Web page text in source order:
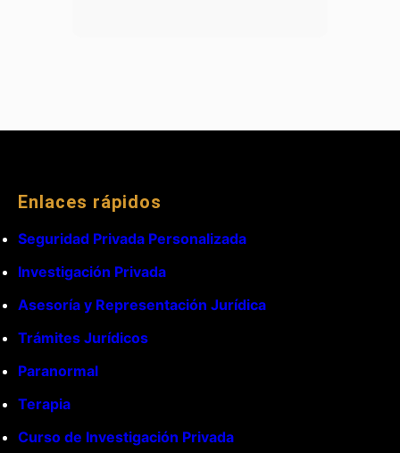
Enlaces rápidos
Seguridad Privada Personalizada
Investigación Privada
Asesoría y Representación Jurídica
Trámites Jurídicos
Paranormal
Terapia
Curso de Investigación Privada